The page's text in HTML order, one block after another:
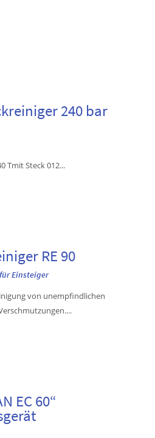
240 bar
Tmit Steck 012...
RE 90
Einsteiger
von unempfindlichen
EC 60“